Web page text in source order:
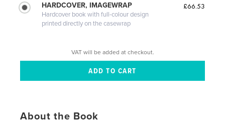
HARDCOVER, IMAGEWRAP
Hardcover book with full-colour design
printed directly on the casewrap
£66.53
VAT will be added at checkout.
About the Book